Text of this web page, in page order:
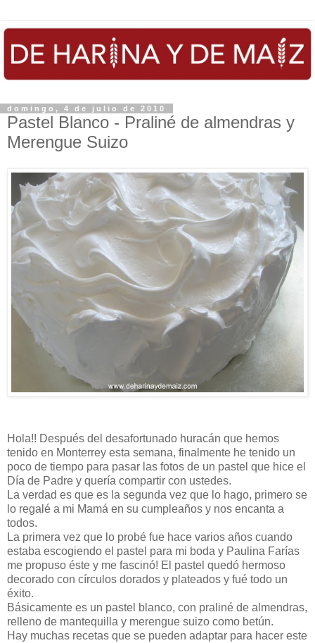
domingo, 4 de julio de 2010
Pastel Blanco - Praliné de almendras y
Merengue Suizo
Hola!! Después del desafortunado huracán que hemos
tenido en Monterrey esta semana, finalmente he tenido un
poco de tiempo para pasar las fotos de un pastel que hice el
Día de Padre y quería compartir con ustedes.
La verdad es que es la segunda vez que lo hago, primero se
lo regalé a mi Mamá en su cumpleaños y nos encanta a
todos.
La primera vez que lo probé fue hace varios años cuando
estaba escogiendo el pastel para mi boda y Paulina Farías
me propuso éste y me fascinó! El pastel quedó hermoso
decorado con círculos dorados y plateados y fué todo un
éxito.
Básicamente es un pastel blanco, con praliné de almendras,
relleno de mantequilla y merengue suizo como betún.
Hay muchas recetas que se pueden adaptar para hacer este